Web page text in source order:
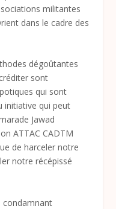
militantes
dans le cadre des
dégoûtantes
sont
qui sont
initiative qui peut
Jawad
ATTAC CADTM
de harceler notre
notre récépissé
condamnant